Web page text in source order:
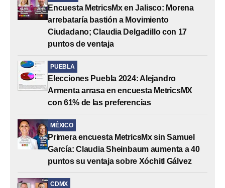
Encuesta MetricsMx en Jalisco: Morena
arrebataría bastión a Movimiento
Ciudadano; Claudia Delgadillo con 17
puntos de ventaja
PUEBLA
Elecciones Puebla 2024: Alejandro
Armenta arrasa en encuesta MetricsMX
con 61% de las preferencias
MÉXICO
Primera encuesta MetricsMx sin Samuel
García: Claudia Sheinbaum aumenta a 40
puntos su ventaja sobre Xóchitl Gálvez
CDMX